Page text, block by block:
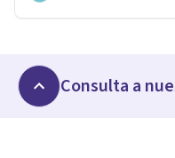
Consulta a